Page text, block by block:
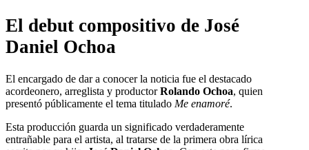
El debut compositivo de José
Daniel Ochoa
El encargado de dar a conocer la noticia fue el destacado
acordeonero, arreglista y productorRolando Ochoa, quien
presentó públicamente el tema titulado Me enamoré.
Esta producción guarda un significado verdaderamente
entrañable para el artista, al tratarse de la primera obra lírica